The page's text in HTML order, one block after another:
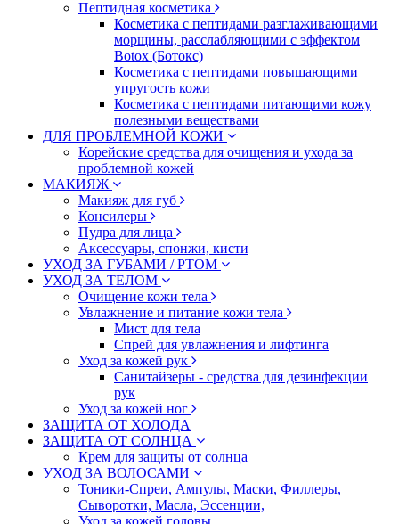
Пептидная косметика
Косметика с пептидами разглаживающими
морщины, расслабляющими с эффектом
Botox (Ботокс)
Косметика с пептидами повышающими
упругость кожи
Косметика с пептидами питающими кожу
полезными веществами
ДЛЯ ПРОБЛЕМНОЙ КОЖИ
Корейские средства для очищения и ухода за
проблемной кожей
МАКИЯЖ
Макияж для губ
Консилеры
Пудра для лица
Аксессуары, спонжи, кисти
УХОД ЗА ГУБАМИ / РТОМ
УХОД ЗА ТЕЛОМ
Очищение кожи тела
Увлажнение и питание кожи тела
Мист для тела
Спрей для увлажнения и лифтинга
Уход за кожей рук
Санитайзеры - средства для дезинфекции
рук
Уход за кожей ног
ЗАЩИТА ОТ ХОЛОДА
ЗАЩИТА ОТ СОЛНЦА
Крем для защиты от солнца
УХОД ЗА ВОЛОСАМИ
Тоники-Спреи, Ампулы, Маски, Филлеры,
Сыворотки, Масла, Эссенции,
Уход за кожей головы